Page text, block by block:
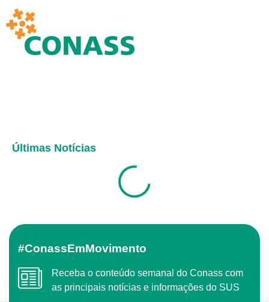
Últimas Notícias
#ConassEmMovimento
Receba o conteúdo semanal do Conass com
as principais notícias e informações do SUS